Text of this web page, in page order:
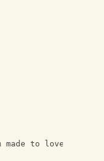
to love and hate